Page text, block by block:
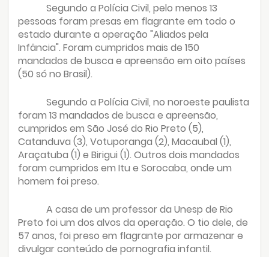
Segundo a Polícia Civil, pelo menos 13
pessoas foram presas em flagrante em todo o
estado durante a operação "Aliados pela
Infância". Foram cumpridos mais de 150
mandados de busca e apreensão em oito países
(50 só no Brasil).
Segundo a Polícia Civil, no noroeste paulista
foram 13 mandados de busca e apreensão,
cumpridos em São José do Rio Preto (5),
Catanduva (3), Votuporanga (2), Macaubal (1),
Araçatuba (1) e Birigui (1). Outros dois mandados
foram cumpridos em Itu e Sorocaba, onde um
homem foi preso.
A casa de um professor da Unesp de Rio
Preto foi um dos alvos da operação. O tio dele, de
57 anos, foi preso em flagrante por armazenar e
divulgar conteúdo de pornografia infantil.